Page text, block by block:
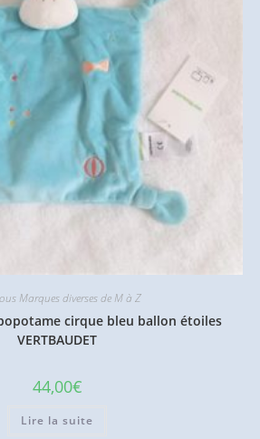
Marques diverses de M à Z
cirque bleu ballon étoiles
VERTBAUDET
44,00€
Lire la suite